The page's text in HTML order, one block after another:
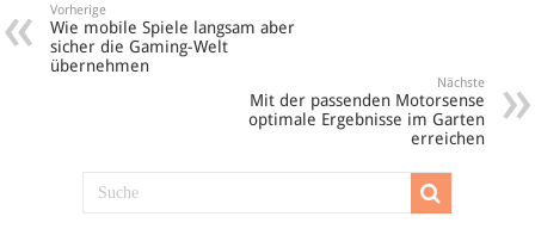
Vorherige
Wie mobile Spiele langsam aber
sicher die Gaming-Welt
übernehmen
Nächste
Mit der passenden Motorsense
optimale Ergebnisse im Garten
erreichen